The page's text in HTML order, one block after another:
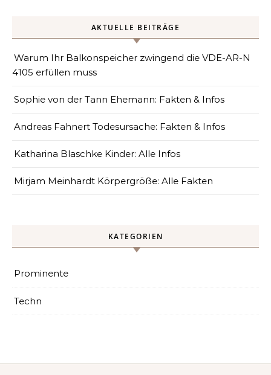
AKTUELLE BEITRÄGE
Warum Ihr Balkonspeicher zwingend die VDE-AR-N
4105 erfüllen muss
Sophie von der Tann Ehemann: Fakten & Infos
Andreas Fahnert Todesursache: Fakten & Infos
Katharina Blaschke Kinder: Alle Infos
Mirjam Meinhardt Körpergröße: Alle Fakten
KATEGORIEN
Prominente
Techn